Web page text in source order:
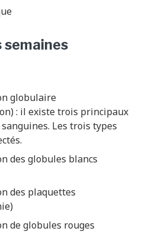
semaines
globulaire
: il existe trois principaux
Les trois types
des globules blancs
des plaquettes
de globules rouges